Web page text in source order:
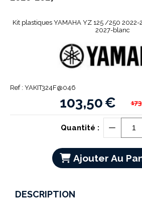
Kit plastiques YAMAHA YZ 125 /250 2022-
2027-blanc
Ref : YAKIT324F@046
103,50€
Quantité :
Ajouter Au
DESCRIPTION